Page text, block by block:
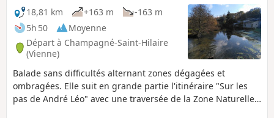
18,81 km
+163 m
-163 m
5h 50
Moyenne
Départ à Champagné-Saint-Hilaire
(Vienne)
Balade sans difficultés alternant zones dégagées et
ombragées. Elle suit en grande partie l'itinéraire "Sur les
pas de André Léo" avec une traversée de la Zone Naturelle